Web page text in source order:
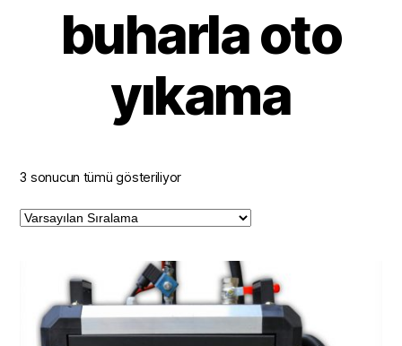
buharla oto
yıkama
3 sonucun tümü gösteriliyor